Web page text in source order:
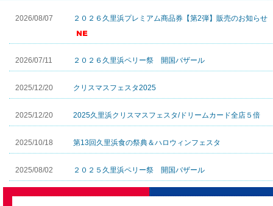
2026/08/07 ２０２６久里浜プレミアム商品券【第2弾】販売のお知らせ
2026/07/11 ２０２６久里浜ペリー祭 開国バザール
2025/12/20 クリスマスフェスタ2025
2025/12/20 2025久里浜クリスマスフェスタ/ドリームカード全店５倍
2025/10/18 第13回久里浜食の祭典＆ハロウィンフェスタ
2025/08/02 ２０２５久里浜ペリー祭 開国バザール